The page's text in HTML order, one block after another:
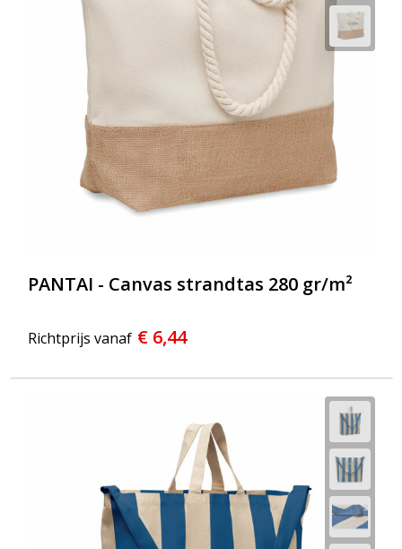
PANTAI - Canvas strandtas 280 gr/m²
Richtprijs vanaf € 6,44